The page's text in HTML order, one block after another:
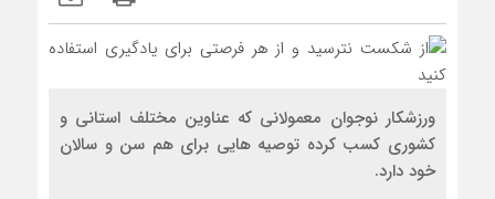
ورزشکار نوجوان معمولانی که عناوین مختلف استانی و
کشوری کسب کرده توصیه هایی برای هم سن و سالان
خود دارد.